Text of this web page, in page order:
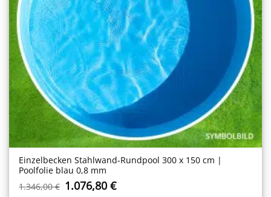
Einzelbecken Stahl­wand-Rundpool 300 x 150 cm |
Poolfolie blau 0,8 mm
1.346,00€ Ursprünglicher
1.076,80€Aktueller